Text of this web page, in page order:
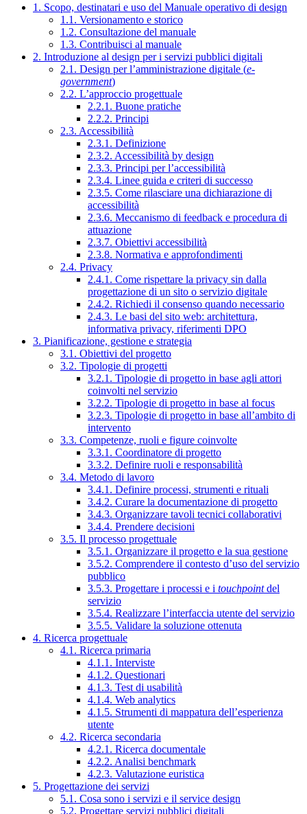
1. Scopo, destinatari e uso del Manuale operativo di design
1.1. Versionamento e storico
1.2. Consultazione del manuale
1.3. Contribuisci al manuale
2. Introduzione al design per i servizi pubblici digitali
2.1. Design per l’amministrazione digitale (e-
government)
2.2. L’approccio progettuale
2.2.1. Buone pratiche
2.2.2. Principi
2.3. Accessibilità
2.3.1. Definizione
2.3.2. Accessibilità by design
2.3.3. Principi per l’accessibilità
2.3.4. Linee guida e criteri di successo
2.3.5. Come rilasciare una dichiarazione di
accessibilità
2.3.6. Meccanismo di feedback e procedura di
attuazione
2.3.7. Obiettivi accessibilità
2.3.8. Normativa e approfondimenti
2.4. Privacy
2.4.1. Come rispettare la privacy sin dalla
progettazione di un sito o servizio digitale
2.4.2. Richiedi il consenso quando necessario
2.4.3. Le basi del sito web: architettura,
informativa privacy, riferimenti DPO
3. Pianificazione, gestione e strategia
3.1. Obiettivi del progetto
3.2. Tipologie di progetti
3.2.1. Tipologie di progetto in base agli attori
coinvolti nel servizio
3.2.2. Tipologie di progetto in base al focus
3.2.3. Tipologie di progetto in base all’ambito di
intervento
3.3. Competenze, ruoli e figure coinvolte
3.3.1. Coordinatore di progetto
3.3.2. Definire ruoli e responsabilità
3.4. Metodo di lavoro
3.4.1. Definire processi, strumenti e rituali
3.4.2. Curare la documentazione di progetto
3.4.3. Organizzare tavoli tecnici collaborativi
3.4.4. Prendere decisioni
3.5. Il processo progettuale
3.5.1. Organizzare il progetto e la sua gestione
3.5.2. Comprendere il contesto d’uso del servizio
pubblico
3.5.3. Progettare i processi e i touchpointdel
servizio
3.5.4. Realizzare l’interfaccia utente del servizio
3.5.5. Validare la soluzione ottenuta
4. Ricerca progettuale
4.1. Ricerca primaria
4.1.1. Interviste
4.1.2. Questionari
4.1.3. Test di usabilità
4.1.4. Web analytics
4.1.5. Strumenti di mappatura dell’esperienza
utente
4.2. Ricerca secondaria
4.2.1. Ricerca documentale
4.2.2. Analisi benchmark
4.2.3. Valutazione euristica
5. Progettazione dei servizi
5.1. Cosa sono i servizi e il service design
5.2. Progettare servizi pubblici digitali